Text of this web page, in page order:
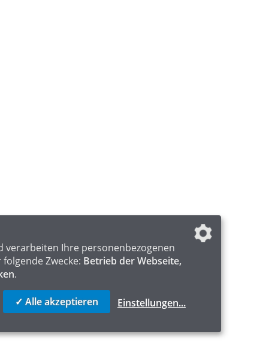
verarbeiten Ihre personenbezogenen
Zwecke: Betrieb der Webseite,
.
✓ Alle akzeptieren Einstellungen...